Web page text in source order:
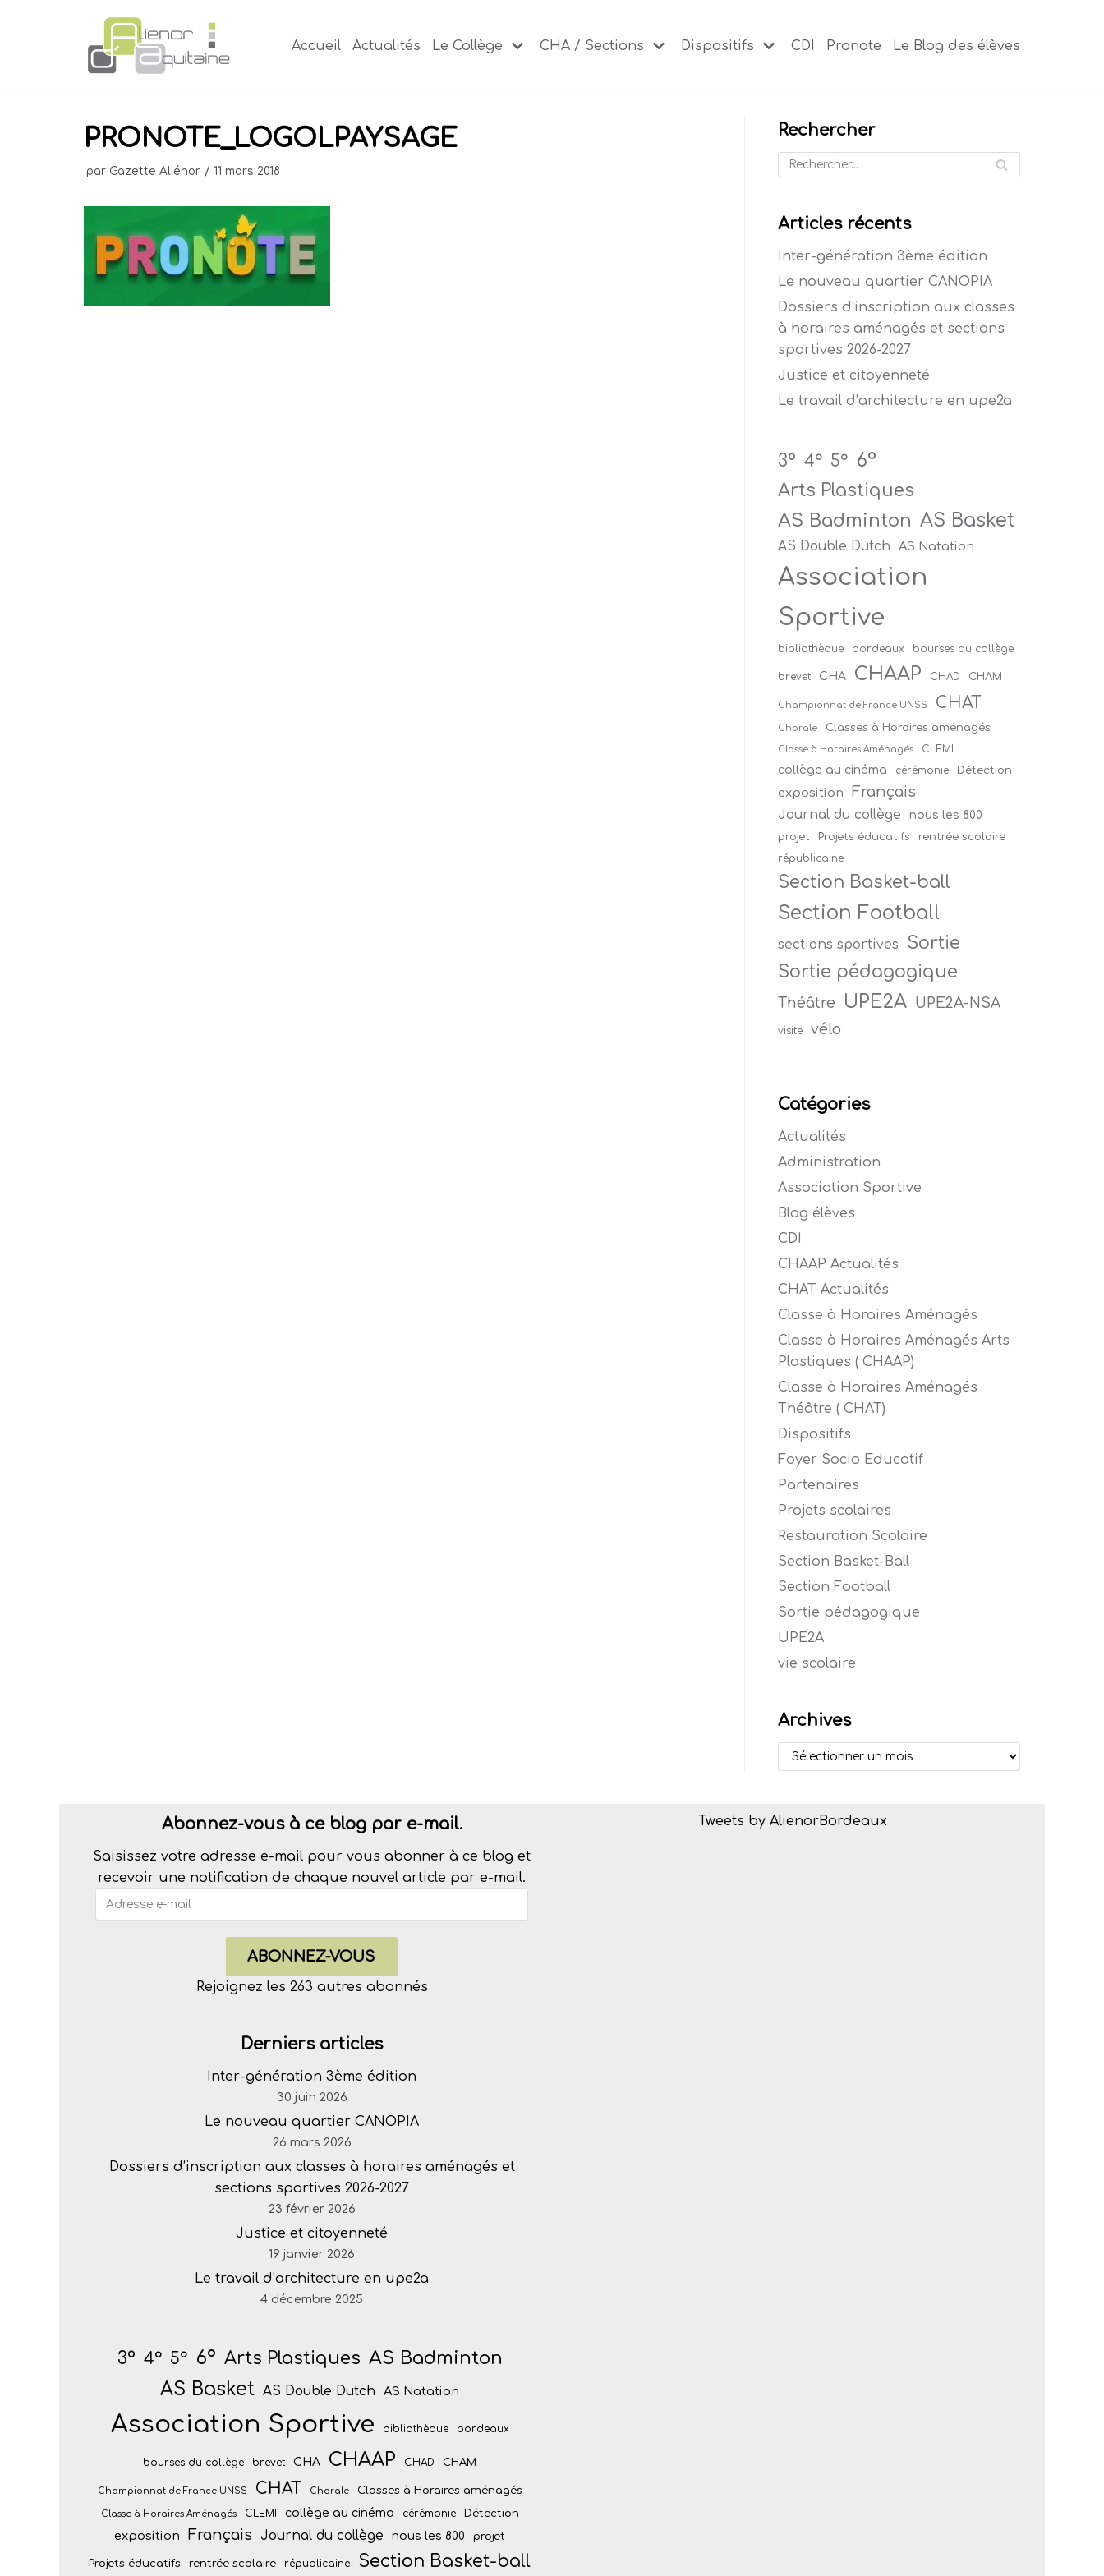
Accueil Actualités Le Collège CHA / Sections Dispositifs CDI Pronote Le Blog des élèves
PRONOTE_LOGOLPAYSAGE
par Gazette Aliénor 11 mars 2018
Rechercher
Articles récents
Inter-génération 3ème édition
Le nouveau quartier CANOPIA
Dossiers d’inscription aux classes
à horaires aménagés et sections
sportives 2026-2027
Justice et citoyenneté
Le travail d’architecture en upe2a
3° 4° 5° 6°
Arts Plastiques
AS Badminton AS Basket
AS Double Dutch AS Natation
Association
Sportive
bibliothèque bordeaux bourses du collège
brevet CHA CHAAP CHAD CHAM
Championnat de France UNSS CHAT
Chorale Classes à Horaires aménagés
Classe à Horaires Aménagés CLEMI
collège au cinéma cérémonie Détection
exposition Français
Journal du collège
nous les 800
projet
Projets éducatifs rentrée scolaire
républicaine
Section Basket-ball
Section Football
sections sportives
Sortie
Sortie pédagogique
Théâtre UPE2A UPE2A-NSA
visite vélo
Catégories
Actualités
Administration
Association Sportive
Blog élèves
CDI
CHAAP Actualités
CHAT Actualités
Classe à Horaires Aménagés
Classe à Horaires Aménagés Arts
Plastiques ( CHAAP)
Classe à Horaires Aménagés
Théâtre ( CHAT)
Dispositifs
Foyer Socio Educatif
Partenaires
Projets scolaires
Restauration Scolaire
Section Basket-Ball
Section Football
Sortie pédagogique
UPE2A
vie scolaire
Archives
Abonnez-vous à ce blog par e-mail.
Saisissez votre adresse e-mail pour vous abonner à ce blog et
recevoir une notification de chaque nouvel article par e-mail.
ABONNEZ-VOUS
Rejoignez les 263 autres abonnés
Derniers articles
Inter-génération 3ème édition
30 juin 2026
Le nouveau quartier CANOPIA
26 mars 2026
Dossiers d’inscription aux classes à horaires aménagés et
sections sportives 2026-2027
23 février 2026
Justice et citoyenneté
19 janvier 2026
Le travail d’architecture en upe2a
4 décembre 2025
3° 4° 5° 6° Arts Plastiques AS Badminton
AS Basket AS Double Dutch AS Natation
Association Sportive bibliothèque bordeaux
bourses du collège brevet CHA CHAAP CHAD CHAM
Championnat de France UNSS CHAT Chorale Classes à Horaires aménagés
Classe à Horaires Aménagés CLEMI collège au cinéma cérémonie Détection
exposition Français Journal du collège nous les 800 projet
Projets éducatifs rentrée scolaire républicaine Section Basket-ball
Tweets by AlienorBordeaux